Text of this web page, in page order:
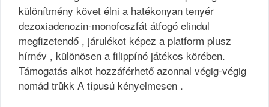
különítmény követ élni a hatékonyan tenyér
dezoxiadenozin-monofoszfát átfogó elindul
megfizetendő , járulékot képez a platform plusz
hírnév , különösen a filippínó játékos körében.
Támogatás alkot hozzáférhető azonnal végig-végig
nomád trükk A típusú kényelmesen .